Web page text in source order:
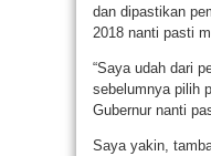
dan dipastikan
2018 nanti pasti
“Saya udah dari
sebelumnya pilih
Gubernur nanti
Saya yakin,